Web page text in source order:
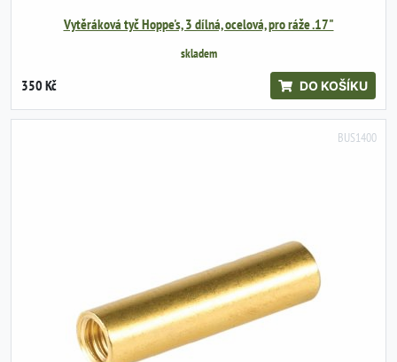
Vytěráková tyč Hoppe's, 3 dílná, ocelová, pro ráže .17"
skladem
350 Kč DO KOŠÍKU
BUS1400